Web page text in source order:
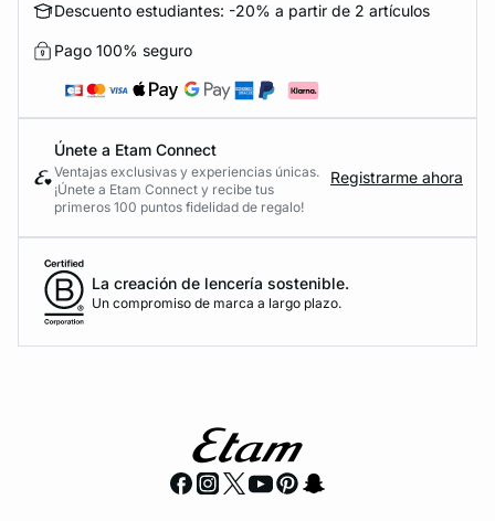
Descuento estudiantes: -20% a partir de 2 artículos
Pago 100% seguro
Únete a Etam Connect
Ventajas exclusivas y experiencias únicas.
¡Únete a Etam Connect y recibe tus
primeros 100 puntos fidelidad de regalo!
Registrarme ahora
La creación de lencería sostenible.
Un compromiso de marca a largo plazo.